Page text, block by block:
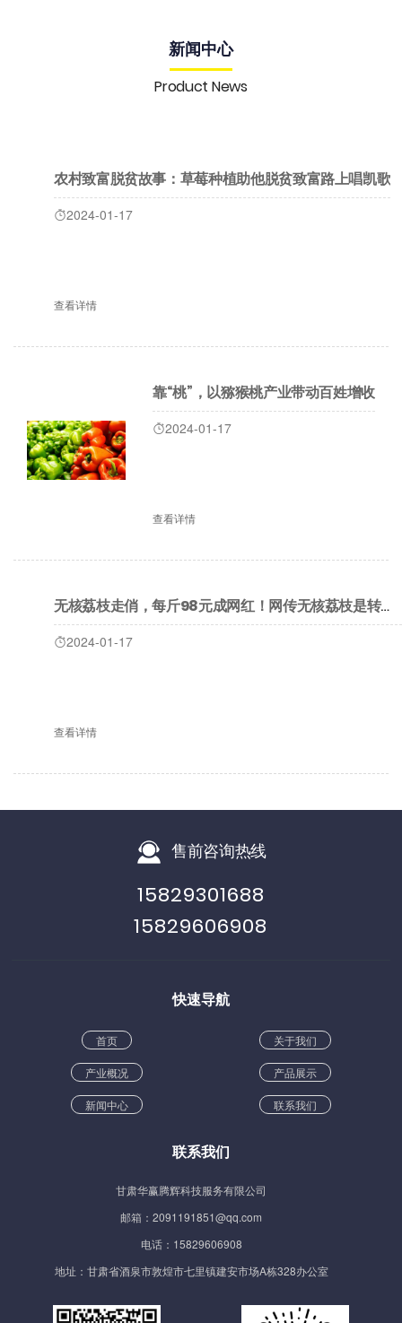
新闻中心
Product News
农村致富脱贫故事：草莓种植助他脱贫致富路上唱凯歌
2024-01-17
查看详情
靠“桃”，以猕猴桃产业带动百姓增收
2024-01-17
查看详情
无核荔枝走俏，每斤98元成网红！网传无核荔枝是转基因？专家辟谣
2024-01-17
查看详情
售前咨询热线
15829301688
15829606908
快速导航
首页 关于我们
产业概况 产品展示
新闻中心 联系我们
联系我们
甘肃华赢腾辉科技服务有限公司
邮箱：2091191851@qq.com
电话：15829606908
地址：甘肃省酒泉市敦煌市七里镇建安市场A栋328办公室